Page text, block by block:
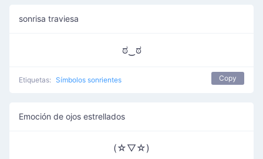
sonrisa traviesa
ಠ‿ಠ
Etiquetas: Símbolos sonrientes Copy
Emoción de ojos estrellados
(☆▽☆)